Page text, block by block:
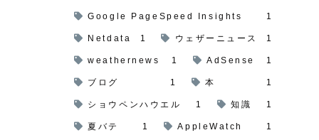
Google PageSpeed Insights 1
Netdata 1 ウェザーニュース 1
weathernews 1 AdSense 1
ブログ 1 本 1
ショウペンハウエル 1 知識 1
夏バテ 1 AppleWatch 1